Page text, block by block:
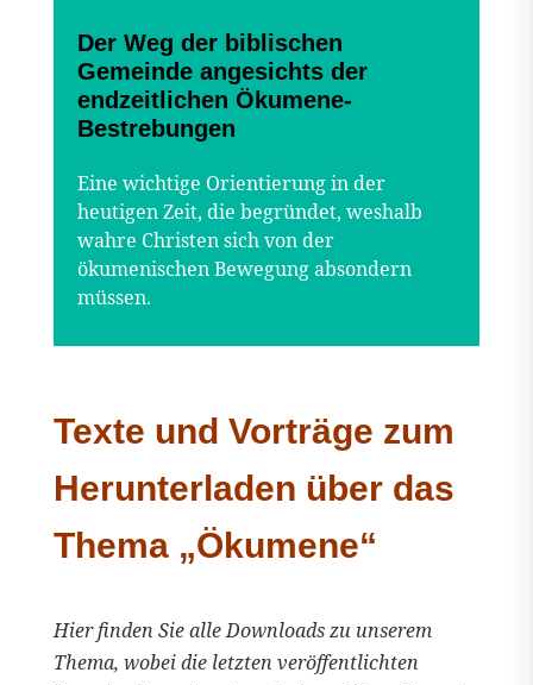
Der Weg der biblischen
Gemeinde angesichts der
endzeitlichen Ökumene-
Bestrebungen
Eine wichtige Orientierung in der
heutigen Zeit, die begründet, weshalb
wahre Christen sich von der
ökumenischen Bewegung absondern
müssen.
Texte und Vorträge zum
Herunterladen über das
Thema „Ökumene“
Hier finden Sie alle Downloads zu unserem
Thema, wobei die letzten veröffentlichten